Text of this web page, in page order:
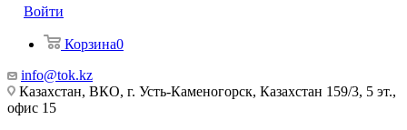
Войти
Корзина0
info@tok.kz
Казахстан, ВКО, г. Усть-Каменогорск, Казахстан 159/3, 5 эт.,
офис 15